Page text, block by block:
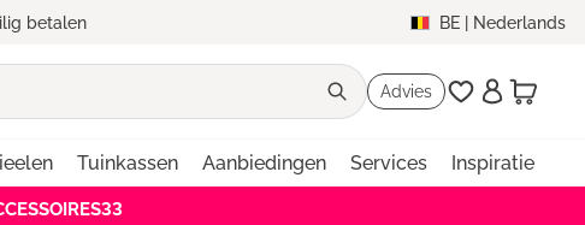
betalen BE | Nederlands
Advies
Tuinkassen Aanbiedingen Services Inspiratie